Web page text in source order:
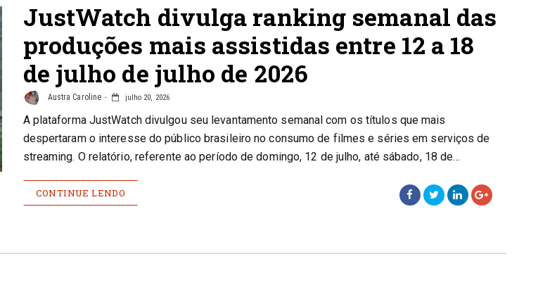
JustWatch divulga ranking semanal das
produções mais assistidas entre 12 a 18
de julho de julho de 2026
Austra Caroline julho 20, 2026
A plataforma JustWatch divulgou seu levantamento semanal com os títulos que mais
despertaram o interesse do público brasileiro no consumo de filmes e séries em serviços de
streaming. O relatório, referente ao período de domingo, 12 de julho, até sábado, 18 de…
CONTINUE LENDO